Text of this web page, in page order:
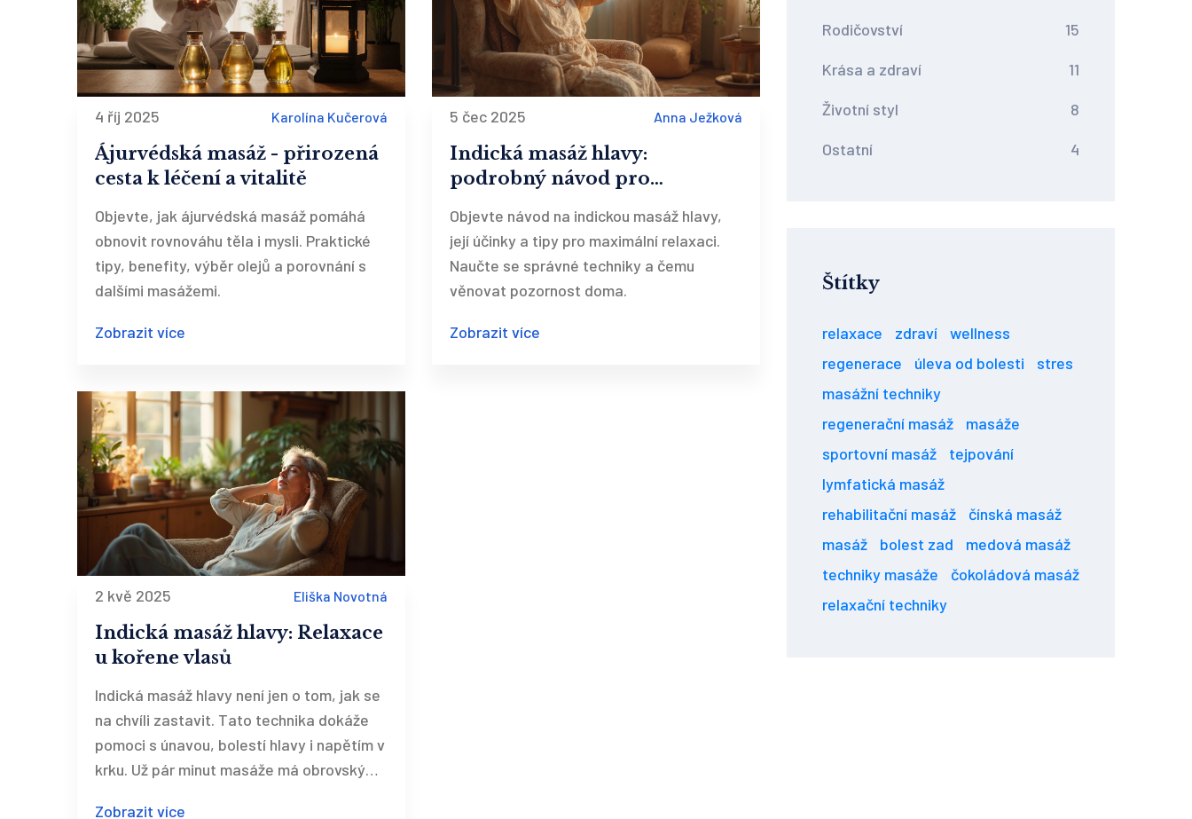
4 říj 2025 Karolína Kučerová
Ájurvédská masáž - přirozená
cesta k léčení a vitalitě
Objevte, jak ájurvédská masáž pomáhá
obnovit rovnováhu těla i mysli. Praktické
tipy, benefity, výběr olejů a porovnání s
dalšími masážemi.
Zobrazit více
5 čec 2025 Anna Ježková
Indická masáž hlavy:
podrobný návod pro
regeneraci
Objevte návod na indickou masáž hlavy,
její účinky a tipy pro maximální relaxaci.
Naučte se správné techniky a čemu
věnovat pozornost doma.
Zobrazit více
2 kvě 2025 Eliška Novotná
Indická masáž hlavy: Relaxace
u kořene vlasů
Indická masáž hlavy není jen o tom, jak se
na chvíli zastavit. Tato technika dokáže
pomoci s únavou, bolestí hlavy i napětím v
krku. Už pár minut masáže má obrovský
Zobrazit více
Rodičovství 15
Krása a zdraví 11
Životní styl 8
Ostatní 4
Štítky
relaxace zdraví
wellness
regenerace
úleva od bolesti
stres
masážní techniky
regenerační masáž
masáže
sportovní masáž
tejpování
lymfatická masáž
rehabilitační masáž
čínská masáž
masáž
bolest zad
medová masáž
techniky masáže
čokoládová masáž
relaxační techniky